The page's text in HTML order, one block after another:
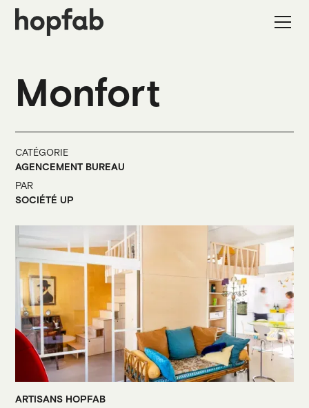
Monfort
CATÉGORIE
AGENCEMENT BUREAU
PAR
SOCIÉTÉ UP
ARTISANS HOPFAB